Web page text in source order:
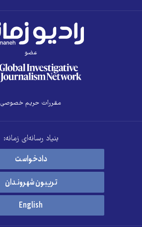
عضو
مقررات حریم خصوصی
بنیاد رسانه‌ای زمانه:
دادخواست
تریبون شهروندان
English